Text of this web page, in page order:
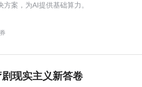
案，为AI提供基础算力。
剧现实主义新答卷